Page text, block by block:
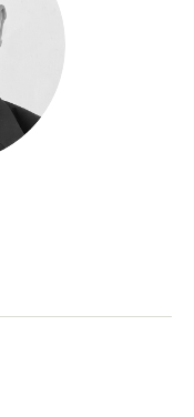
le Centre
GRAD qui devient
et événements de